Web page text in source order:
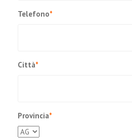
Telefono*
Città*
Provincia*